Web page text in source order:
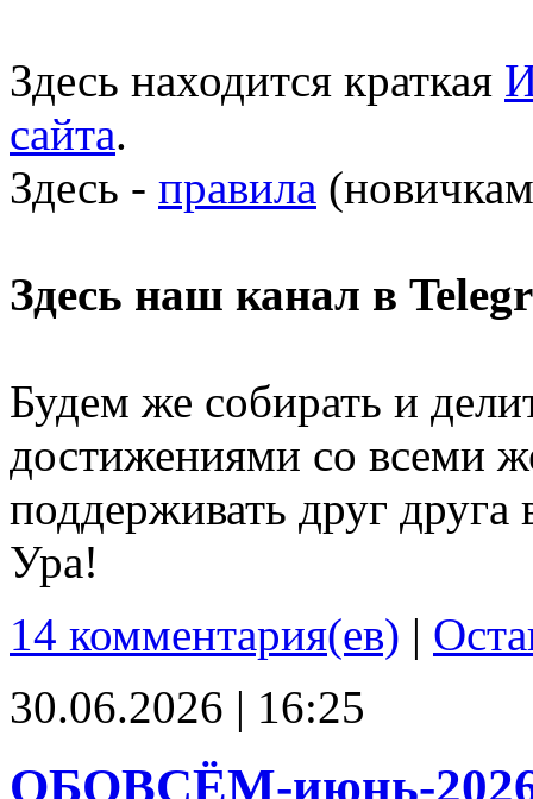
Здесь находится краткая
сайта.
Здесь - правила
Здесь наш канал в
Будем же собирать и
достижениями со всеми
поддерживать друг
Ура!
14 комментария(ев) |
30.06.2026 | 16:25
ОБОВСЁМ-июнь-